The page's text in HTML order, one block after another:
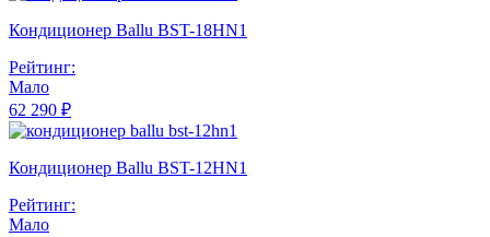
Кондиционер Ballu BST-18HN1
Рейтинг:
Мало
62 290 ₽
Кондиционер Ballu BST-12HN1
Рейтинг:
Мало